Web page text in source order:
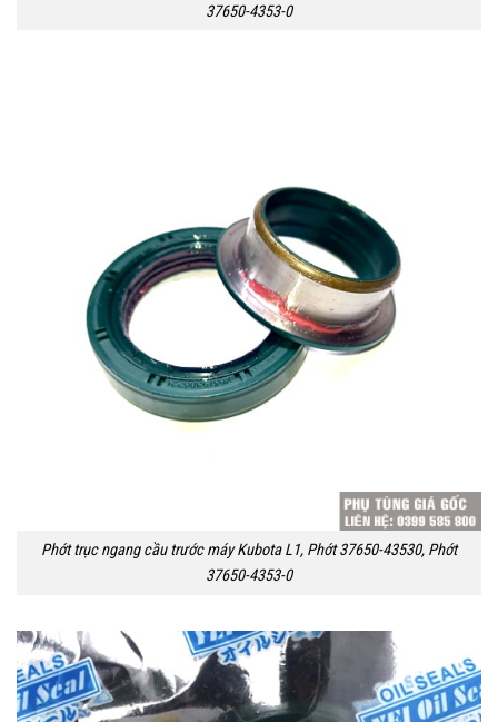
37650-4353-0
Phớt trục ngang cầu trước máy Kubota L1, Phớt 37650-43530, Phớt
37650-4353-0